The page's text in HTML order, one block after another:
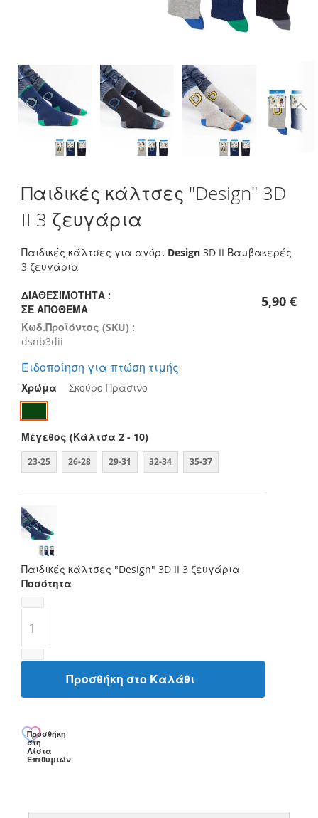
to
beginning
the
images
Παιδικές κάλτσες "Design" 3D
II 3 ζευγάρια
Παιδικές κάλτσες για αγόρι Design 3D II Βαμβακερές
3 ζευγάρια
ΔΙΑΘΕΣΙΜΌΤΗΤΑ :
ΣΕ ΑΠΌΘΕΜΑ
Κωδ.Προϊόντος (SKU) :
dsnb3dii
5,90 €
Ειδοποίηση για πτώση τιμής
Χρώμα Σκούρο Πράσινο
Μέγεθος (Κάλτσα 2 - 10)
23-25 26-28 29-31 32-34 35-37
Παιδικές κάλτσες "Design" 3D II 3 ζευγάρια
Ποσότητα
Προσθήκη στο Καλάθι
Προσθήκη
στη
Λίστα
Επιθυμιών